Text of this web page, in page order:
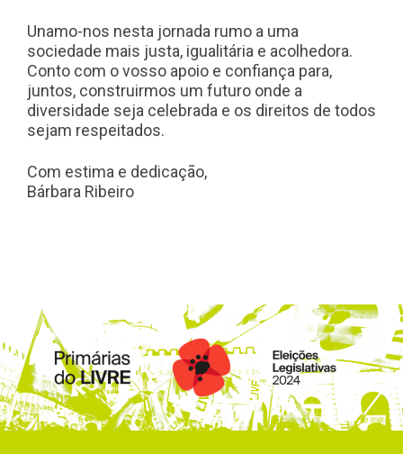
Unamo-nos nesta jornada rumo a uma
sociedade mais justa, igualitária e acolhedora.
Conto com o vosso apoio e confiança para,
juntos, construirmos um futuro onde a
diversidade seja celebrada e os direitos de todos
sejam respeitados.
Com estima e dedicação,
Bárbara Ribeiro